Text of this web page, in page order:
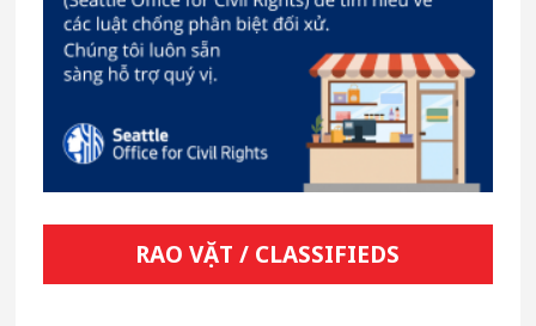
RAO VẶT / CLASSIFIEDS